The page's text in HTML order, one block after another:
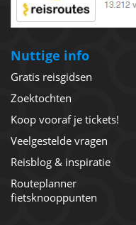
Nuttige info
Gratis reisgidsen
Zoektochten
Koop vooraf je tickets!
Veelgestelde vragen
Reisblog & inspiratie
Routeplanner
fietsknooppunten